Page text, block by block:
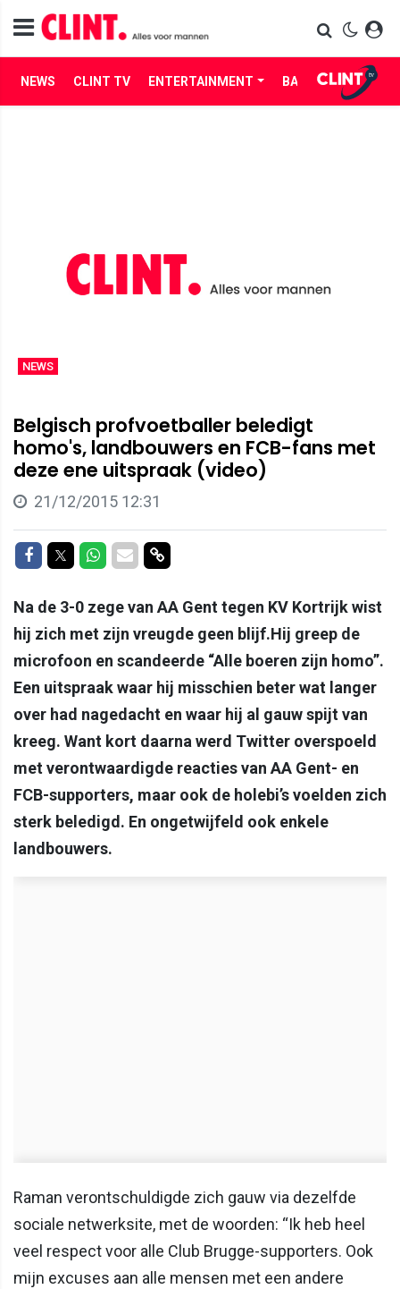
NEWS CLINT TV ENTERTAINMENT BABES LIFE
NEWS
Belgisch profvoetballer beledigt
homo's, landbouwers en FCB-fans met
deze ene uitspraak (video)
21/12/2015 12:31
Delen op Facebook
Delen op Twitter
Delen op Whatsapp
Delen via Mail
Delen via link
Na de 3-0 zege van AA Gent tegen KV Kortrijk wist
hij zich met zijn vreugde geen blijf.Hij greep de
microfoon en scandeerde “Alle boeren zijn homo”.
Een uitspraak waar hij misschien beter wat langer
over had nagedacht en waar hij al gauw spijt van
kreeg. Want kort daarna werd Twitter overspoeld
met verontwaardigde reacties van AA Gent- en
FCB-supporters, maar ook de holebi’s voelden zich
sterk beledigd. En ongetwijfeld ook enkele
landbouwers.
Raman verontschuldigde zich gauw via dezelfde
sociale netwerksite, met de woorden: “Ik heb heel
veel respect voor alle Club Brugge-supporters. Ook
mijn excuses aan alle mensen met een andere